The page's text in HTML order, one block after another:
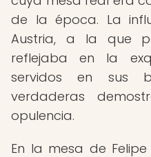
de la época. La
Austria, a la que
reflejaba en la
servidos en sus
verdaderas
opulencia.
En la mesa de